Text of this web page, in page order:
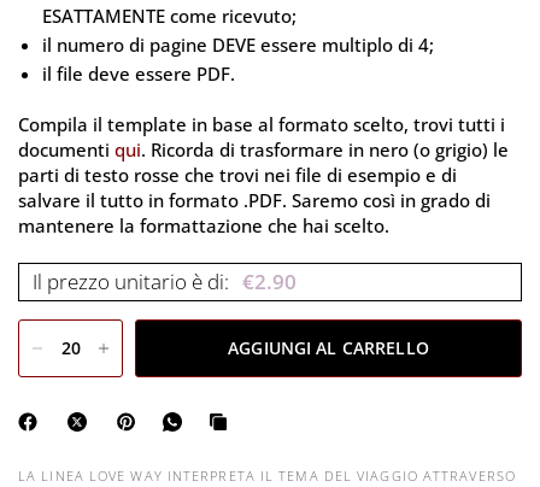
ESATTAMENTE come ricevuto;
il numero di pagine DEVE essere multiplo di 4;
il file deve essere PDF.
Compila il template in base al formato scelto, trovi tutti i
documentiqui. Ricorda di trasformare in nero (o grigio) le
parti di testo rosse che trovi nei file di esempio e di
salvare il tutto in formato .PDF. Saremo così in grado di
mantenere la formattazione che hai scelto.
Il prezzo unitario è di: €2.90
AGGIUNGI AL CARRELLO
LA LINEA LOVE WAY INTERPRETA IL TEMA DEL VIAGGIO ATTRAVERSO